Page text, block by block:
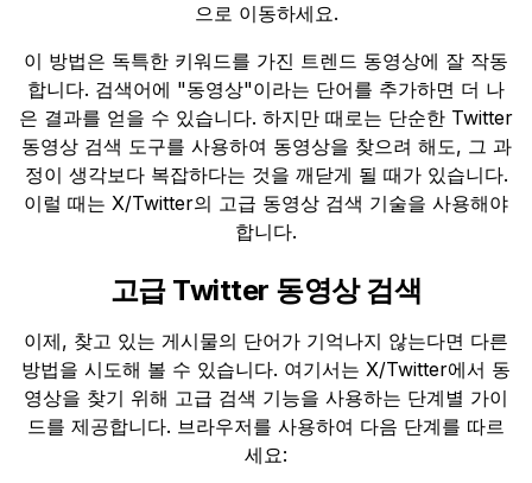
으로 이동하세요.
이 방법은 독특한 키워드를 가진 트렌드 동영상에 잘 작동
합니다. 검색어에 "동영상"이라는 단어를 추가하면 더 나
은 결과를 얻을 수 있습니다. 하지만 때로는 단순한 Twitter
동영상 검색 도구를 사용하여 동영상을 찾으려 해도, 그 과
정이 생각보다 복잡하다는 것을 깨닫게 될 때가 있습니다.
이럴 때는 X/Twitter의 고급 동영상 검색 기술을 사용해야
합니다.
고급 Twitter 동영상 검색
이제, 찾고 있는 게시물의 단어가 기억나지 않는다면 다른
방법을 시도해 볼 수 있습니다. 여기서는 X/Twitter에서 동
영상을 찾기 위해 고급 검색 기능을 사용하는 단계별 가이
드를 제공합니다. 브라우저를 사용하여 다음 단계를 따르
세요: